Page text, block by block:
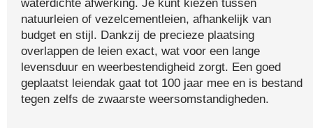
waterdichte afwerking. Je kunt kiezen tussen
natuurleien of vezelcementleien, afhankelijk van
budget en stijl. Dankzij de precieze plaatsing
overlappen de leien exact, wat voor een lange
levensduur en weerbestendigheid zorgt. Een goed
geplaatst leiendak gaat tot 100 jaar mee en is bestand
tegen zelfs de zwaarste weersomstandigheden.